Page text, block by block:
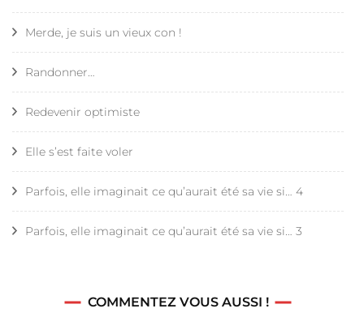
Merde, je suis un vieux con !
Randonner…
Redevenir optimiste
Elle s’est faite voler
Parfois, elle imaginait ce qu’aurait été sa vie si… 4
Parfois, elle imaginait ce qu’aurait été sa vie si… 3
COMMENTEZ VOUS AUSSI !